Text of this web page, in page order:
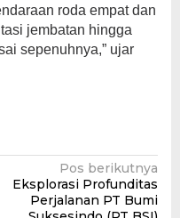
roda empat dan
jembatan hingga
sepenuhnya,” ujar
Pos berikutnya
Eksplorasi Profunditas
Perjalanan PT Bumi